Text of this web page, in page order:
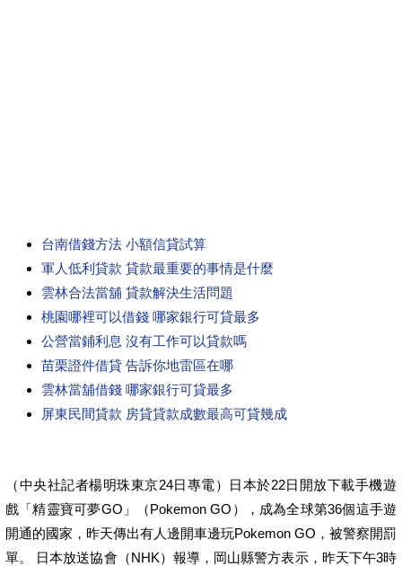
台南借錢方法 小額信貸試算
軍人低利貸款 貸款最重要的事情是什麼
雲林合法當舖 貸款解決生活問題
桃園哪裡可以借錢 哪家銀行可貸最多
公營當鋪利息 沒有工作可以貸款嗎
苗栗證件借貸 告訴你地雷區在哪
雲林當舖借錢 哪家銀行可貸最多
屏東民間貸款 房貸貸款成數最高可貸幾成
（中央社記者楊明珠東京24日專電）日本於22日開放下載手機遊
戲「精靈寶可夢GO」（Pokemon GO），成為全球第36個這手遊
開通的國家，昨天傳出有人邊開車邊玩Pokemon GO，被警察開罰
單。 日本放送協會（NHK）報導，岡山縣警方表示，昨天下午3時